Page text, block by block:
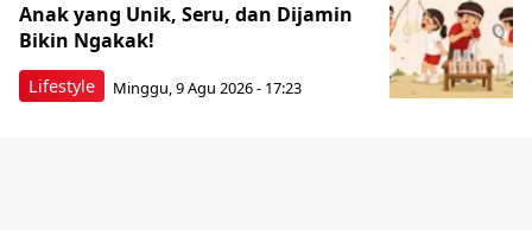
Lifestyle
Anak yang Unik, Seru, dan Dijamin
Bikin Ngakak!
Minggu, 9 Agu 2026 - 17:23